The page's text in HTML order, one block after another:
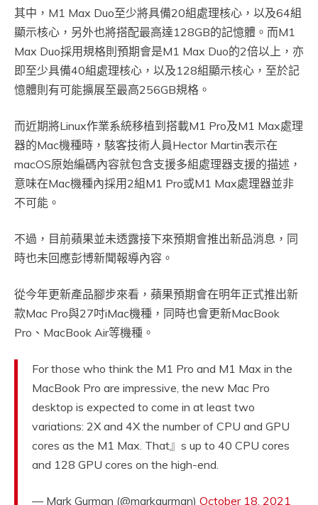
其中，M1 Max Duo至少將具備20組處理核心，以及64組
顯示核心，另外也將搭配最高達128GB的記憶體。而M1
Max Duo採用規格則預期會是M1 Max Duo的2倍以上，亦
即至少具備40組處理核心，以及128組顯示核心，至於記
憶體則有可能擴展至最高256GB規格。
而近期將Linux作業系統移植到搭載M1 Pro及M1 Max處理
器的Mac機種時，駭客技術人員Hector Martin表示在
macOS原始編碼內容就包含支援多組處理器支援的描述，
意味在Mac機種內採用2組M1 Pro或M1 Max處理器並非
不可能。
不過，目前蘋果並未透露接下來預期會推出新品消息，同
時也未回應彭博新聞報導內容。
從今年更新產品腳步來看，蘋果預期會在明年正式推出新
款Mac Pro與27吋iMac機種，同時也會更新MacBook
Pro、MacBook Air等機種。
For those who think the M1 Pro and M1 Max in the
MacBook Pro are impressive, the new Mac Pro
desktop is expected to come in at least two
variations: 2X and 4X the number of CPU and GPU
cores as the M1 Max. That』s up to 40 CPU cores
and 128 GPU cores on the high-end.
— Mark Gurman (@markgurman) October 18, 2021